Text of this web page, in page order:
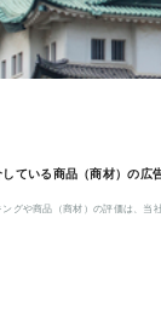
ている商品（商材）の広
グや商品（商材）の評価は、